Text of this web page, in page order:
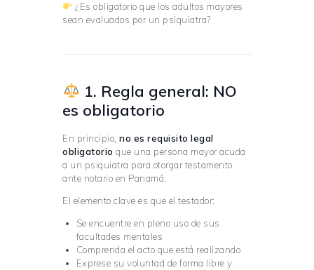
¿Es obligatorio que los adultos mayores
sean evaluados por un psiquiatra?
1. Regla general: NO
es obligatorio
En principio, no es requisito legal
obligatorio que una persona mayor acuda
a un psiquiatra para otorgar testamento
ante notario en Panamá.
El elemento clave es que el testador:
Se encuentre en pleno uso de sus
facultades mentales
Comprenda el acto que está realizando
Exprese su voluntad de forma libre y